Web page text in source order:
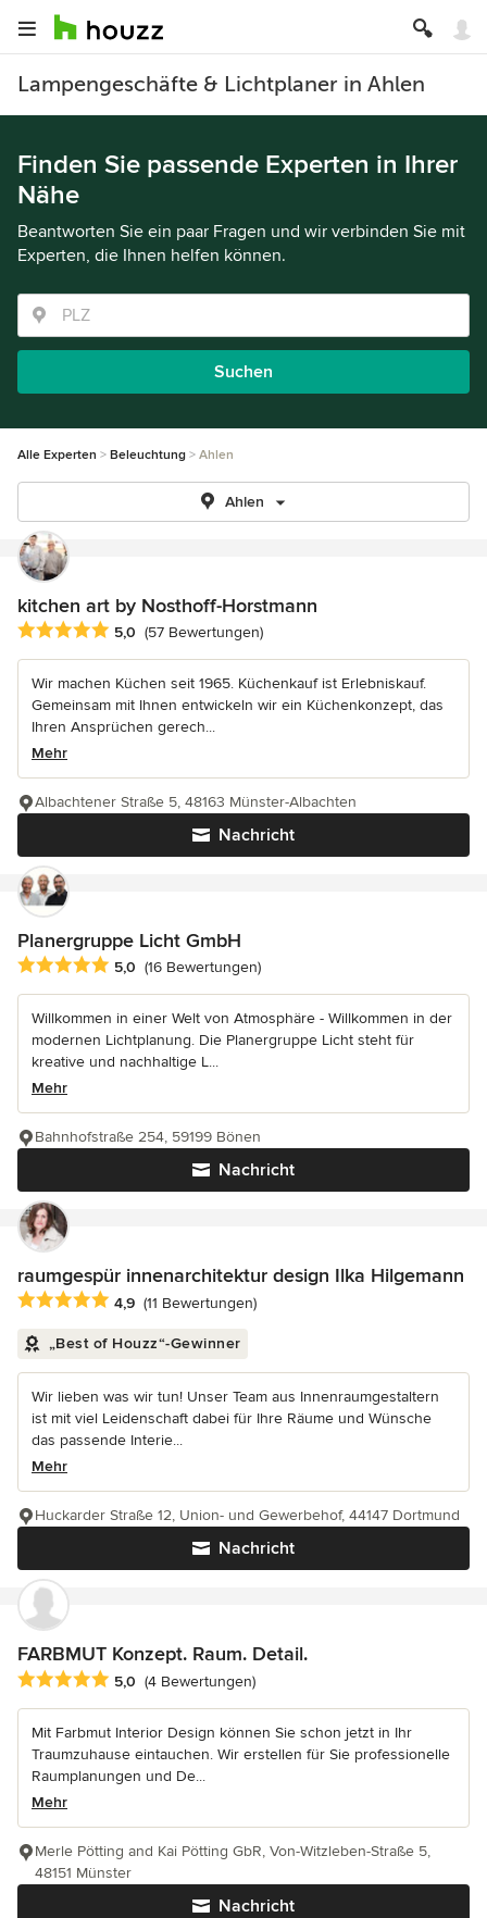
Lampengeschäfte & Lichtplaner in Ahlen
Finden Sie passende Experten in Ihrer
Nähe
Beantworten Sie ein paar Fragen und wir verbinden Sie mit
Experten, die Ihnen helfen können.
Suchen
Alle Experten Beleuchtung Ahlen
Ahlen
kitchen art by Nosthoff-Horstmann
Durchschnittliche Bewertung: 5 von 5 Sternen
5,0 (57 Bewertungen)
Wir machen Küchen seit 1965. Küchenkauf ist Erlebniskauf.
Gemeinsam mit Ihnen entwickeln wir ein Küchenkonzept, das
Ihren Ansprüchen gerech...
Mehr
Nachricht
Albachtener Straße 5, 48163 Münster-Albachten
Planergruppe Licht GmbH
Durchschnittliche Bewertung: 5 von 5 Sternen
5,0 (16 Bewertungen)
Willkommen in einer Welt von Atmosphäre - Willkommen in der
modernen Lichtplanung. Die Planergruppe Licht steht für
kreative und nachhaltige L...
Mehr
Nachricht
Bahnhofstraße 254, 59199 Bönen
raumgespür innenarchitektur design Ilka Hilgemann
Durchschnittliche Bewertung: 4.9 von 5 Sternen
4,9 (11 Bewertungen)
„Best of Houzz“-Gewinner
Wir lieben was wir tun! Unser Team aus Innenraumgestaltern
ist mit viel Leidenschaft dabei für Ihre Räume und Wünsche
das passende Interie...
Mehr
Nachricht
Huckarder Straße 12, Union- und Gewerbehof, 44147 Dortmund
FARBMUT Konzept. Raum. Detail.
Durchschnittliche Bewertung: 5 von 5 Sternen
5,0 (4 Bewertungen)
Mit Farbmut Interior Design können Sie schon jetzt in Ihr
Traumzuhause eintauchen. Wir erstellen für Sie professionelle
Raumplanungen und De...
Mehr
Nachricht
Merle Pötting and Kai Pötting GbR, Von-Witzleben-Straße 5,
48151 Münster